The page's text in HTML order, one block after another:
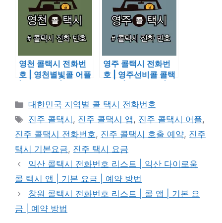
영천 콜택시 전화번
호 | 영천별빛콜 어플
영주 콜택시 전화번
호 | 영주선비콜 콜택
카
테
리
대한민국 지역별 콜 택시 전화번호
태
그
진주 콜택시 , 진주 콜택시 앱, 진주 콜택시 어플,
진주 콜택시 전화번호, 진주 콜택시 호출 예약, 진주
택시 기본요금, 진주 택시 요금
익산 콜택시 전화번호 리스트 | 익산 다이로움
콜 택시 앱 | 기본 요금 | 예약 방법
창원 콜택시 전화번호 리스트 | 콜 앱 | 기본 요
금 | 예약 방법